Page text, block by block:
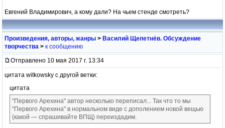
Евгений Владимирович, а кому дали? На чьем стенде смотреть?
Произведения, авторы, жанры > Василий Щепетнёв. Обсуждение
творчества > к сообщению
Отправлено 10 мая 2017 г. 13:34
цитата witkowsky с другой ветки:
цитата
"Первого Арехина" автор несколько переписал... Так что то мы
"Первого Арехина" в нормальном виде с дополением новой вещью
(какой — спрашивайте ВПЩ) переиздадим.